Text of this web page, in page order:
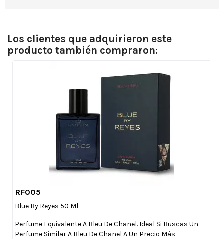
Los clientes que adquirieron este
producto también compraron:
RF005
Blue By Reyes 50 Ml
Perfume Equivalente A Bleu De Chanel. Ideal Si Buscas Un
Perfume Similar A Bleu De Chanel A Un Precio Más